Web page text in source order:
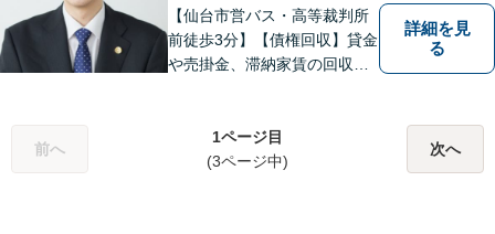
【仙台市営バス・高等裁判所
前徒歩3分】【債権回収】貸金
や売掛金、滞納家賃の回収な
相談のみ受け付けております
【相続】遺言書作成・相続放
詳細を見
る
前へ
1ページ目
(3ページ中)
次へ